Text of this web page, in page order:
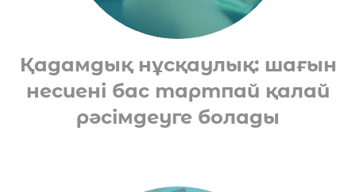
Қадамдық нұсқаулық: шағын
несиені бас тартпай қалай
рәсімдеуге болады